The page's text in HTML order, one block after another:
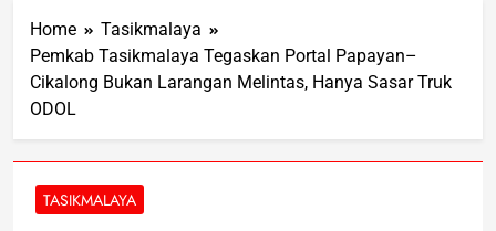
Home
Tasikmalaya
Pemkab Tasikmalaya Tegaskan Portal Papayan–
Cikalong Bukan Larangan Melintas, Hanya Sasar Truk
ODOL
TASIKMALAYA